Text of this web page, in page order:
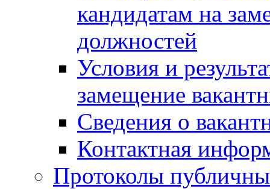
кандидатам на
должностей
Условия и
замещение
Сведения о
Контактная
Протоколы